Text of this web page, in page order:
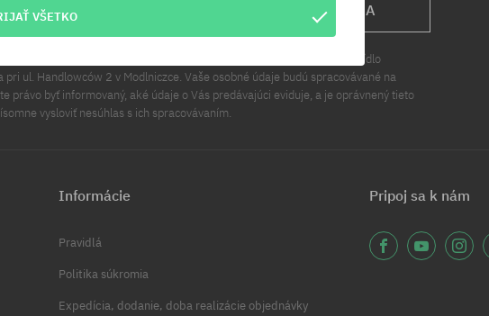
PRIHLÁS SA
tohto vyhlásenia rozumie Cool Sport Distribution sp. z o.o. Hlavné sídlo
pri ul. Handlowców 2 v Modlniczce. Vaše osobné údaje budú spracovávané na
právo byť informovaný, aké údaje o Vás predávajúci eviduje, a je oprávnený tieto
vysloviť nesúhlas s ich spracovávaním.
Informácie
Pravidlá
Politika súkromia
Expedícia, dodanie, doba realizácie objednávky
Pripoj sa k nám
VŠETKO